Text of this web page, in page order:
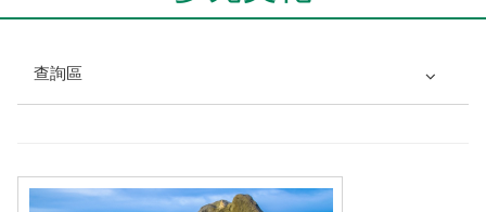
查詢區